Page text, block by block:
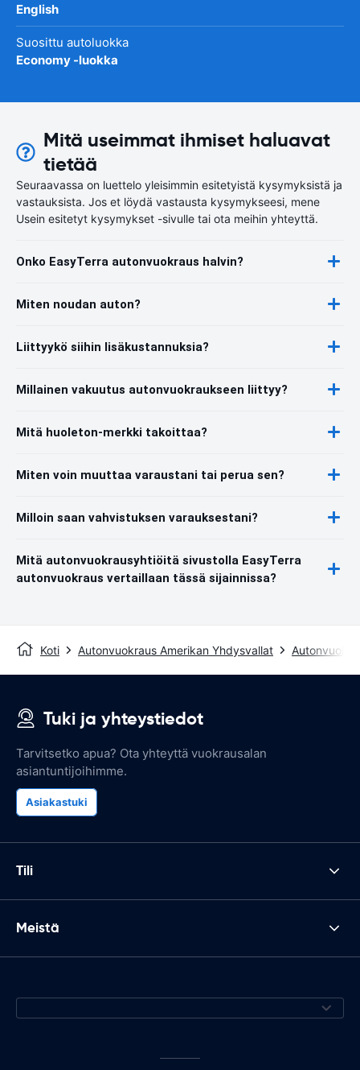
English
Suosittu autoluokka
Economy -luokka
Mitä useimmat ihmiset haluavat
tietää
Seuraavassa on luettelo yleisimmin esitetyistä kysymyksistä ja
vastauksista. Jos et löydä vastausta kysymykseesi, mene
Usein esitetyt kysymykset -sivulle tai ota meihin yhteyttä.
Onko EasyTerra autonvuokraus halvin?
Miten noudan auton?
Liittyykö siihin lisäkustannuksia?
Millainen vakuutus autonvuokraukseen liittyy?
Mitä huoleton-merkki takoittaa?
Miten voin muuttaa varaustani tai perua sen?
Milloin saan vahvistuksen varauksestani?
Mitä autonvuokrausyhtiöitä sivustolla EasyTerra
autonvuokraus vertaillaan tässä sijainnissa?
Koti Autonvuokraus Amerikan Yhdysvallat
Tuki ja yhteystiedot
Tarvitsetko apua? Ota yhteyttä vuokrausalan
asiantuntijoihimme.
Asiakastuki
Tili
Meistä